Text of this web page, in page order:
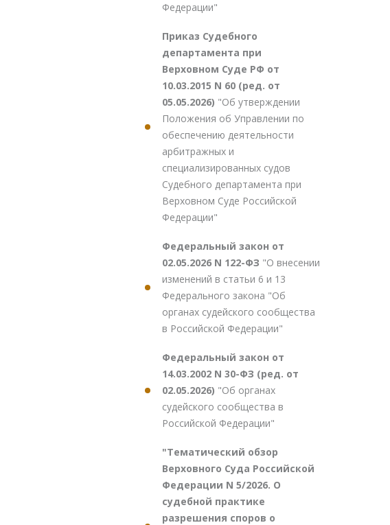
Федерации"
Приказ Судебного
департамента при
Верховном Суде РФ от
10.03.2015 N 60 (ред. от
05.05.2026) "Об утверждении
Положения об Управлении по
обеспечению деятельности
арбитражных и
специализированных судов
Судебного департамента при
Верховном Суде Российской
Федерации"
Федеральный закон от
02.05.2026 N 122-ФЗ "О внесении
изменений в статьи 6 и 13
Федерального закона "Об
органах судейского сообщества
в Российской Федерации"
Федеральный закон от
14.03.2002 N 30-ФЗ (ред. от
02.05.2026) "Об органах
судейского сообщества в
Российской Федерации"
"Тематический обзор
Верховного Суда Российской
Федерации N 5/2026. О
судебной практике
разрешения споров о